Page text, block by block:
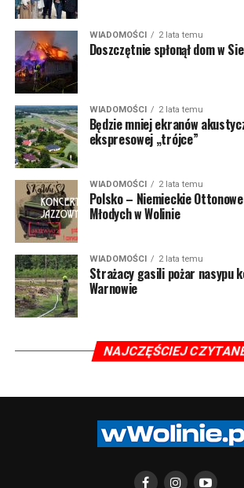
WIADOMOŚCI 2 lata temu
Doszczętnie spłonął dom w
WIADOMOŚCI 2 lata temu
Będzie mniej ekranów
ekspresowej „trójce”
WIADOMOŚCI 2 lata temu
Polsko – Niemieckie
Młodych w Wolinie
WIADOMOŚCI 2 lata temu
Strażacy gasili pożar nasypu
Warnowie
NAJCZĘŚCIEJ